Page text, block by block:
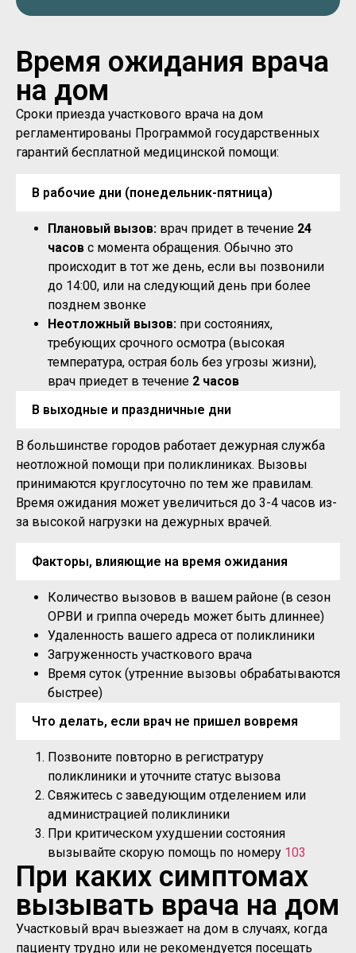
Время ожидания врача
на дом
Сроки приезда участкового врача на дом
регламентированы Программой государственных
гарантий бесплатной медицинской помощи:
В рабочие дни (понедельник-пятница)
Плановый вызов: врач придет в течение 24
часов с момента обращения. Обычно это
происходит в тот же день, если вы позвонили
до 14:00, или на следующий день при более
позднем звонке
Неотложный вызов: при состояниях,
требующих срочного осмотра (высокая
температура, острая боль без угрозы жизни),
врач приедет в течение 2 часов
В выходные и праздничные дни
В большинстве городов работает дежурная служба
неотложной помощи при поликлиниках. Вызовы
принимаются круглосуточно по тем же правилам.
Время ожидания может увеличиться до 3-4 часов из-
за высокой нагрузки на дежурных врачей.
Факторы, влияющие на время ожидания
Количество вызовов в вашем районе (в сезон
ОРВИ и гриппа очередь может быть длиннее)
Удаленность вашего адреса от поликлиники
Загруженность участкового врача
Время суток (утренние вызовы обрабатываются
быстрее)
Что делать, если врач не пришел вовремя
Позвоните повторно в регистратуру
поликлиники и уточните статус вызова
Свяжитесь с заведующим отделением или
администрацией поликлиники
При критическом ухудшении состояния
вызывайте скорую помощь по номеру 103
При каких симптомах
вызывать врача на дом
Участковый врач выезжает на дом в случаях, когда
пациенту трудно или не рекомендуется посещать